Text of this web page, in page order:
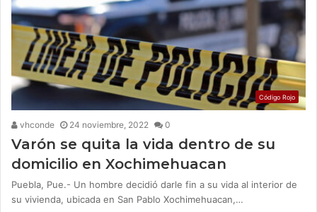
Código Rojo
vhconde 24 noviembre, 2022 0
Varón se quita la vida dentro de su
domicilio en Xochimehuacan
Puebla, Pue.- Un hombre decidió darle fin a su vida al interior de
su vivienda, ubicada en San Pablo Xochimehuacan,…